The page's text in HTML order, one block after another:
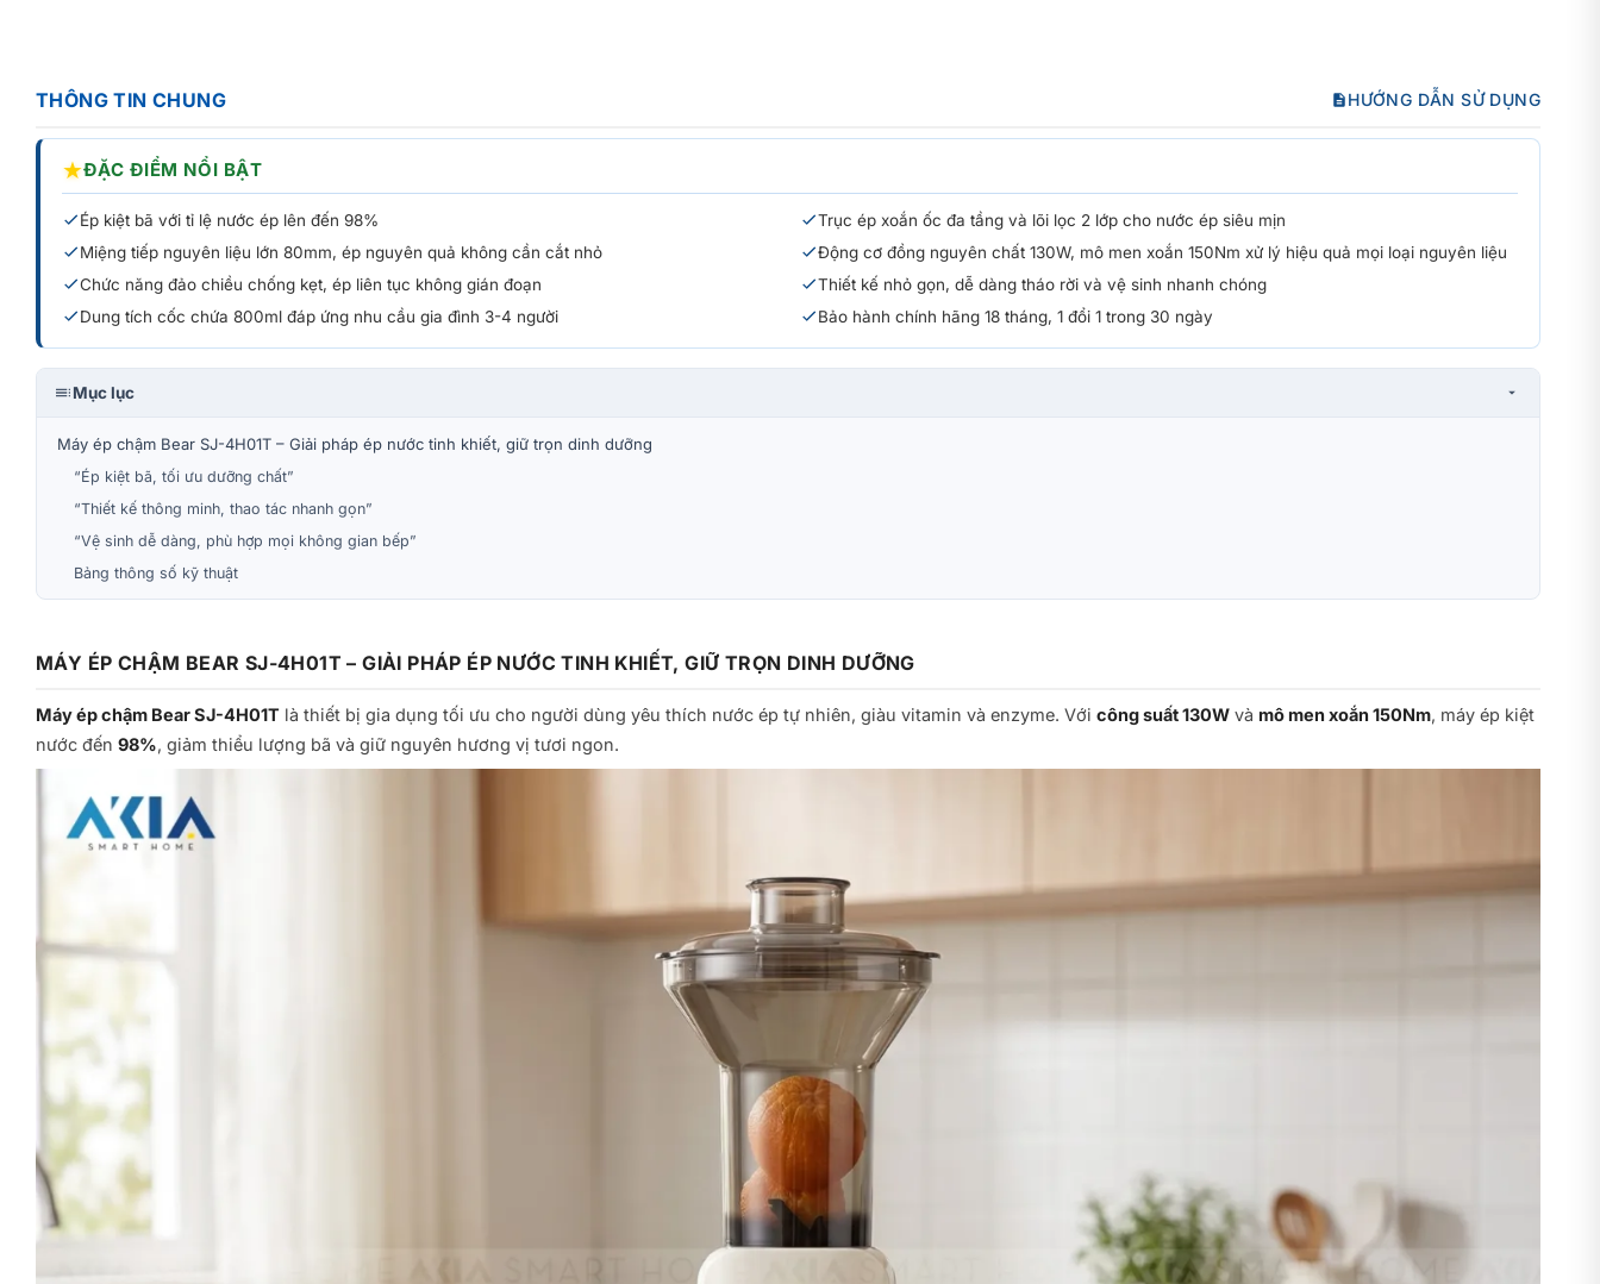
THÔNG TIN CHUNG HƯỚNG DẪN SỬ DỤNG
★ĐẶC ĐIỂM NỔI BẬT
Ép kiệt bã với tỉ lệ nước ép lên đến 98%
Trục ép xoắn ốc đa tầng và lõi lọc 2 lớp cho nước ép siêu mịn
Miệng tiếp nguyên liệu lớn 80mm, ép nguyên quả không cần cắt nhỏ
Động cơ đồng nguyên chất 130W, mô men xoắn 150Nm xử lý hiệu quả mọi loại nguyên liệu
Chức năng đảo chiều chống kẹt, ép liên tục không gián đoạn
Thiết kế nhỏ gọn, dễ dàng tháo rời và vệ sinh nhanh chóng
Dung tích cốc chứa 800ml đáp ứng nhu cầu gia đình 3-4 người
Bảo hành chính hãng 18 tháng, 1 đổi 1 trong 30 ngày
Mục lục
Máy ép chậm Bear SJ-4H01T – Giải pháp ép nước tinh khiết, giữ trọn dinh dưỡng
“Ép kiệt bã, tối ưu dưỡng chất”
“Thiết kế thông minh, thao tác nhanh gọn”
“Vệ sinh dễ dàng, phù hợp mọi không gian bếp”
Bảng thông số kỹ thuật
MÁY ÉP CHẬM BEAR SJ-4H01T – GIẢI PHÁP ÉP NƯỚC TINH KHIẾT, GIỮ TRỌN DINH DƯỠNG
Máy ép chậm Bear SJ-4H01T là thiết bị gia dụng tối ưu cho người dùng yêu thích nước ép tự nhiên, giàu vitamin và enzyme. Với công suất 130W và mô men xoắn 150Nm, máy ép kiệt
nước đến 98%, giảm thiểu lượng bã và giữ nguyên hương vị tươi ngon.